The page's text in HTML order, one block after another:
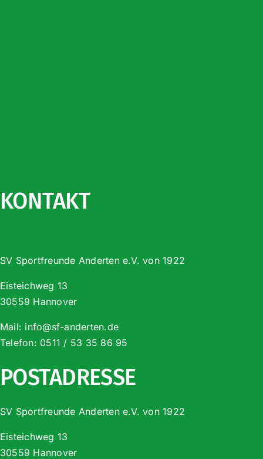
KONTAKT
SV Sportfreunde Anderten e.V. von 1922
Eisteichweg 13
30559 Hannover
Mail: info@sf-anderten.de
Telefon: 0511 / 53 35 86 95
POSTADRESSE
SV Sportfreunde Anderten e.V. von 1922
Eisteichweg 13
30559 Hannover